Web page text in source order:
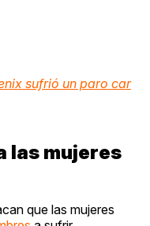
sufrió un paro car
las mujeres
que las mujeres